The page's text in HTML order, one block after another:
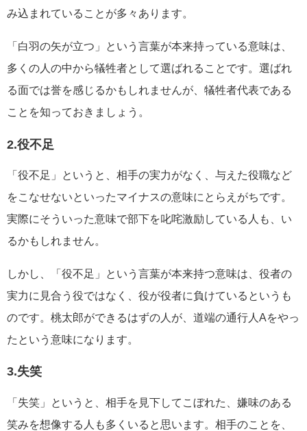
み込まれていることが多々あります。
「白羽の矢が立つ」という言葉が本来持っている意味は、
多くの人の中から犠牲者として選ばれることです。選ばれ
る面では誉を感じるかもしれませんが、犠牲者代表である
ことを知っておきましょう。
2.役不足
「役不足」というと、相手の実力がなく、与えた役職など
をこなせないといったマイナスの意味にとらえがちです。
実際にそういった意味で部下を叱咤激励している人も、い
るかもしれません。
しかし、「役不足」という言葉が本来持つ意味は、役者の
実力に見合う役ではなく、役が役者に負けているというも
のです。桃太郎ができるはずの人が、道端の通行人Aをやっ
たという意味になります。
3.失笑
「失笑」というと、相手を見下してこぼれた、嫌味のある
笑みを想像する人も多くいると思います。相手のことを、